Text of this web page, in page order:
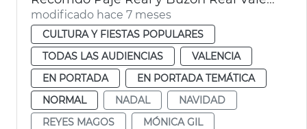
modificado hace 7 meses
CULTURA Y FIESTAS POPULARES
TODAS LAS AUDIENCIAS
VALENCIA
EN PORTADA
EN PORTADA TEMÁTICA
NORMAL
NADAL
NAVIDAD
REYES MAGOS
MÓNICA GIL